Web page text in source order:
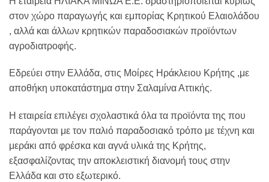
στον χώρο παραγωγής και εμπορίας Κρητικού Ελαιολάδου
, αλλά και άλλων κρητικών παραδοσιακών προϊόντων
αγροδιατροφής.
Εδρεύει στην Ελλάδα, στις Μοίρες Ηράκλειου Κρήτης ,με
αποθήκη υποκατάστημα στην Σαλαμίνα Αττικής.
Η εταιρεία επιλέγει σχολαστικά όλα τα προϊόντα της που
παράγονται με τον παλιό παραδοσιακό τρόπο με τέχνη και
μεράκι από φρέσκα και αγνά υλικά της Κρήτης,
εξασφαλίζοντας την αποκλειστική διανομή τους στην
Ελλάδα και στο εξωτερικό.